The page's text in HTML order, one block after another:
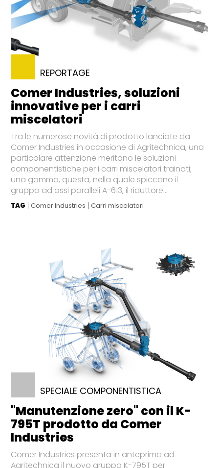
REPORTAGE
Comer Industries, soluzioni
innovative per i carri
miscelatori
Tra le numerose novità di prodotto lanciate da
Comer Industries in occasione di Agritechnica, una
particolare attenzione meritano le soluzioni
componentistiche per i carri miscelatori trainati;
una gamma, questa, nella quale spiccano il
gruppo ad assi paralleli A-613, il riduttore...
TAG Comer Industries Carri miscelatori
SPECIALE COMPONENTISTICA
"Manutenzione zero" con il K-
795T prodotto da Comer
Industries
Comer Industries presenta in anteprima ad
Agritechnica il nuovo gruppo K-795T per